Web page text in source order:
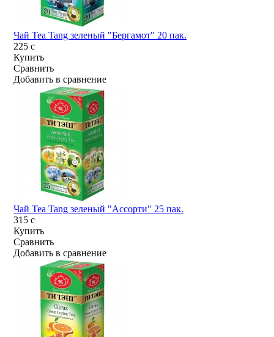
Чай Tea Tang зеленый "Бергамот" 20 пак.
225c
Купить
Сравнить
Добавить в сравнение
Чай Tea Tang зеленый "Ассорти" 25 пак.
315c
Купить
Сравнить
Добавить в сравнение